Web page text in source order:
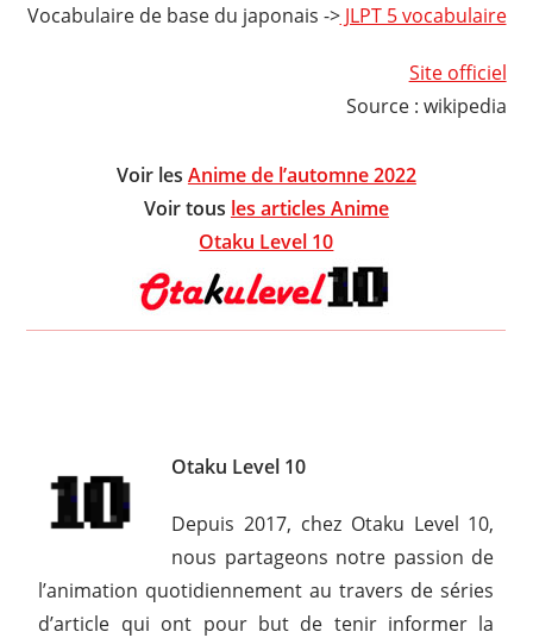
Vocabulaire de base du japonais ->JLPT 5 vocabulaire
Site officiel
Source : wikipedia
Voir les Anime de l’automne 2022
Voir tous les articles Anime
Otaku Level 10
Otaku Level 10
Depuis 2017, chez Otaku Level 10,
nous partageons notre passion de
l’animation quotidiennement au travers de séries
d’article qui ont pour but de tenir informer la